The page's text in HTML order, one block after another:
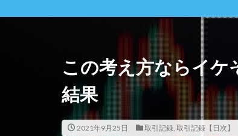
この考え方ならイケ
結果
2021年9月25日 取引記録, 取引記録【日次】